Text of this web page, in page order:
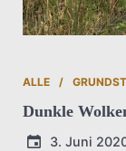
ALLE
Dunkle
3. Juni